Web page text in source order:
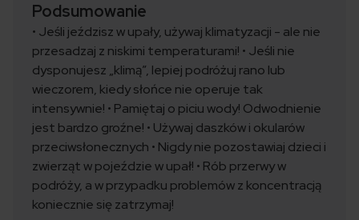
Podsumowanie
• Jeśli jeździsz w upały, używaj klimatyzacji - ale nie
przesadzaj z niskimi temperaturami! • Jeśli nie
dysponujesz „klimą”, lepiej podróżuj rano lub
wieczorem, kiedy słońce nie operuje tak
intensywnie! • Pamiętaj o piciu wody! Odwodnienie
jest bardzo groźne! • Używaj daszków i okularów
przeciwsłonecznych • Nigdy nie pozostawiaj dzieci i
zwierząt w pojeździe w upał! • Rób przerwy w
podróży, a w przypadku problemów z koncentracją
koniecznie się zatrzymaj!